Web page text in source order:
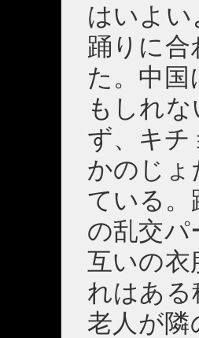
はいよ
踊りに
た。中
もしれ
ず、キ
かのじ
ている
の乱交
互いの衣
れはあ
老人が隣